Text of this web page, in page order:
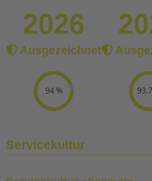
2026
Ausgezeichnet
94 %
Servicekultur